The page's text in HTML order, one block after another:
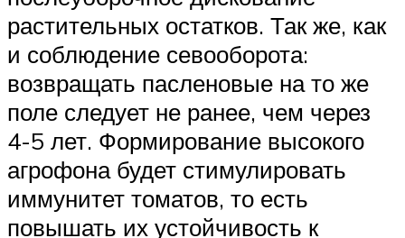
растительных остатков. Так же, как
и соблюдение севооборота:
возвращать пасленовые на то же
поле следует не ранее, чем через
4-5 лет. Формирование высокого
агрофона будет стимулировать
иммунитет томатов, то есть
повышать их устойчивость к